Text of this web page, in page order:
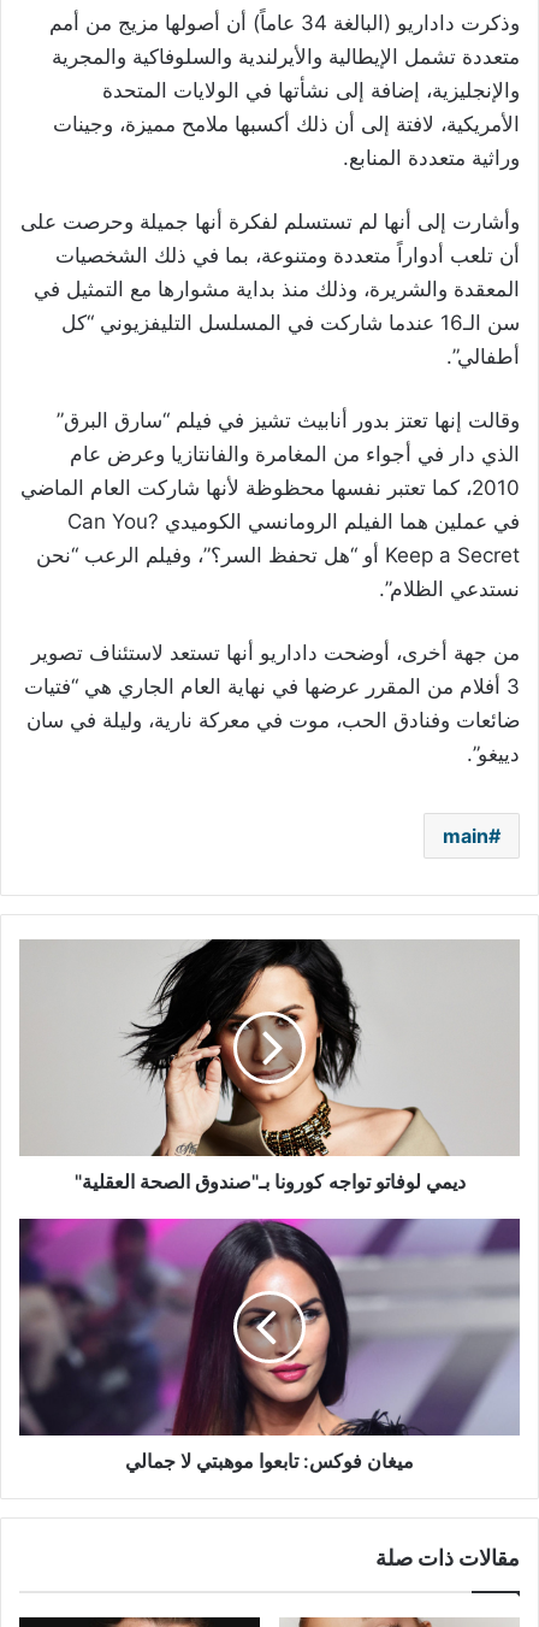
وذكرت داداريو (البالغة 34 عاماً) أن أصولها مزيج من أمم
متعددة تشمل الإيطالية والأيرلندية والسلوفاكية والمجرية
والإنجليزية، إضافة إلى نشأتها في الولايات المتحدة
الأمريكية، لافتة إلى أن ذلك أكسبها ملامح مميزة، وجينات
وراثية متعددة المنابع.
وأشارت إلى أنها لم تستسلم لفكرة أنها جميلة وحرصت على
أن تلعب أدواراً متعددة ومتنوعة، بما في ذلك الشخصيات
المعقدة والشريرة، وذلك منذ بداية مشوارها مع التمثيل في
سن الـ16 عندما شاركت في المسلسل التليفزيوني “كل
أطفالي”.
وقالت إنها تعتز بدور أنابيث تشيز في فيلم “سارق البرق”
الذي دار في أجواء من المغامرة والفانتازيا وعرض عام
2010، كما تعتبر نفسها محظوظة لأنها شاركت العام الماضي
في عملين هما الفيلم الرومانسي الكوميدي ?Can You
Keep a Secret أو “هل تحفظ السر؟”، وفيلم الرعب “نحن
نستدعي الظلام”.
من جهة أخرى، أوضحت داداريو أنها تستعد لاستئناف تصوير
3 أفلام من المقرر عرضها في نهاية العام الجاري هي “فتيات
ضائعات وفنادق الحب، موت في معركة نارية، وليلة في سان
دييغو”.
main
ديمي لوفاتو تواجه كورونا بـ"صندوق الصحة العقلية"
ميغان
فوكس:
تابعوا
موهبتي
لا
جمالي
ميغان فوكس: تابعوا موهبتي لا جمالي
مقالات ذات صلة